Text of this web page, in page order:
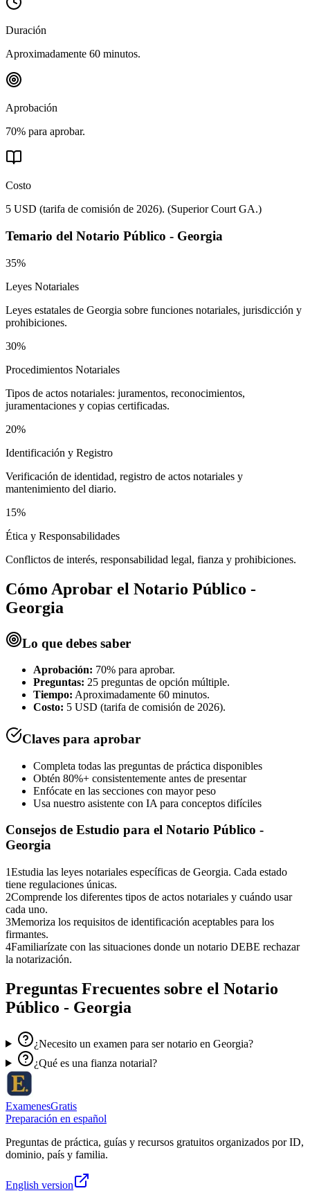
Duración
Aproximadamente 60 minutos.
Aprobación
70% para aprobar.
Costo
5 USD (tarifa de comisión de 2026). (Superior Court GA.)
Temario del Notario Público - Georgia
35%
Leyes Notariales
Leyes estatales de Georgia sobre funciones notariales, jurisdicción y
prohibiciones.
30%
Procedimientos Notariales
Tipos de actos notariales: juramentos, reconocimientos,
juramentaciones y copias certificadas.
20%
Identificación y Registro
Verificación de identidad, registro de actos notariales y
mantenimiento del diario.
15%
Ética y Responsabilidades
Conflictos de interés, responsabilidad legal, fianza y prohibiciones.
Cómo Aprobar el Notario Público -
Georgia
Lo que debes saber
Aprobación: 70% para aprobar.
Preguntas: 25 preguntas de opción múltiple.
Tiempo: Aproximadamente 60 minutos.
Costo: 5 USD (tarifa de comisión de 2026).
Claves para aprobar
Completa todas las preguntas de práctica disponibles
Obtén 80%+ consistentemente antes de presentar
Enfócate en las secciones con mayor peso
Usa nuestro asistente con IA para conceptos difíciles
Consejos de Estudio para el Notario Público -
Georgia
1Estudia las leyes notariales específicas de Georgia. Cada estado
tiene regulaciones únicas.
2Comprende los diferentes tipos de actos notariales y cuándo usar
cada uno.
3Memoriza los requisitos de identificación aceptables para los
firmantes.
4Familiarízate con las situaciones donde un notario DEBE rechazar
la notarización.
Preguntas Frecuentes sobre el Notario
Público - Georgia
¿Necesito un examen para ser notario en Georgia?
¿Qué es una fianza notarial?
ExamenesGratis
Preparación en español
Preguntas de práctica, guías y recursos gratuitos organizados por ID,
dominio, país y familia.
English version